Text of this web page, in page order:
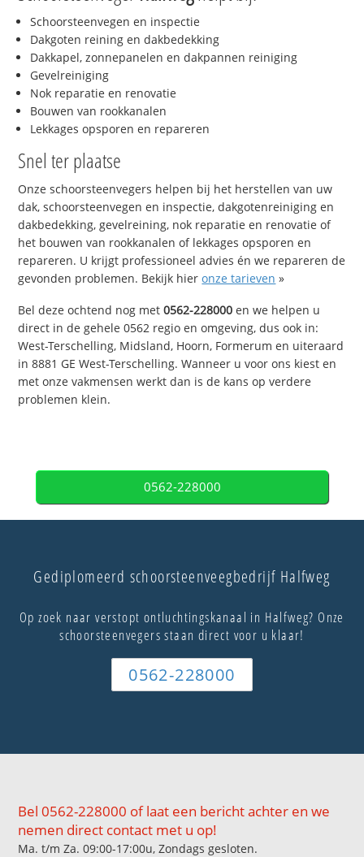
Schoorsteenvegen en inspectie
Dakgoten reining en dakbedekking
Dakkapel, zonnepanelen en dakpannen reiniging
Gevelreiniging
Nok reparatie en renovatie
Bouwen van rookkanalen
Lekkages opsporen en repareren
Snel ter plaatse
Onze schoorsteenvegers helpen bij het herstellen van uw
dak, schoorsteenvegen en inspectie, dakgotenreiniging en
dakbedekking, gevelreining, nok reparatie en renovatie of
het bouwen van rookkanalen of lekkages opsporen en
repareren. U krijgt professioneel advies én we repareren de
gevonden problemen. Bekijk hieronze tarieven »
Bel deze ochtend nog met0562-228000 en we helpen u
direct in de gehele 0562 regio en omgeving, dus ook in:
West-Terschelling, Midsland, Hoorn, Formerum en uiteraard
in 8881 GE West-Terschelling. Wanneer u voor ons kiest en
met onze vakmensen werkt dan is de kans op verdere
problemen klein.
0562-228000
Gediplomeerd schoorsteenveegbedrijf Halfweg
Op zoek naar verstopt ontluchtingskanaal in Halfweg? Onze
schoorsteenvegers staan direct voor u klaar!
0562-228000
Bel 0562-228000 of laat een bericht achter en we
nemen direct contact met u op!
Ma. t/m Za. 09:00-17:00u, Zondags gesloten.